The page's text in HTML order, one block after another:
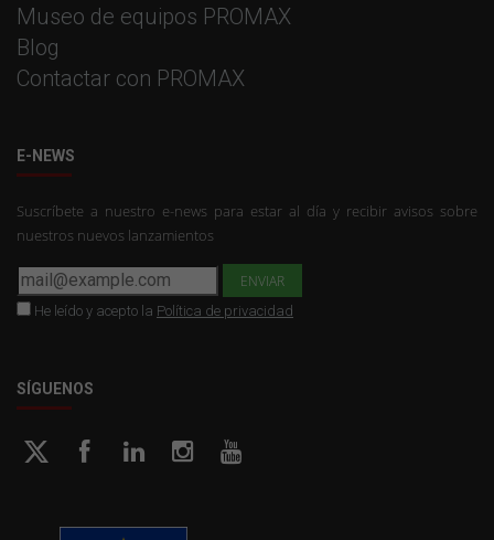
Museo de equipos PROMAX
Blog
Contactar con PROMAX
E-NEWS
Suscríbete a nuestro e-news para estar al día y recibir avisos sobre
nuestros nuevos lanzamientos
He leído y acepto la Política de privacidad
SÍGUENOS